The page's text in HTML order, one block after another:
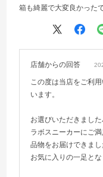
箱も綺麗で大変良かったで
店舗からの回答
この度は当店をご利
います。
お選びいただきまし
ラボスニーカーにご
品物をお届けできまし
お気に入りの一足と